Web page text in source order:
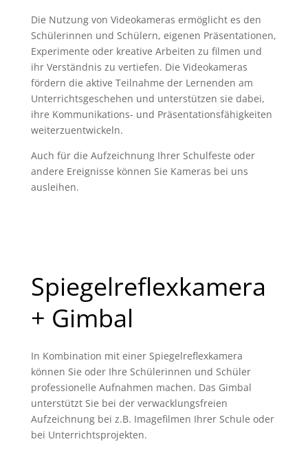
Die Nutzung von Videokameras ermöglicht es den
Schülerinnen und Schülern, eigenen Präsentationen,
Experimente oder kreative Arbeiten zu filmen und
ihr Verständnis zu vertiefen. Die Videokameras
fördern die aktive Teilnahme der Lernenden am
Unterrichtsgeschehen und unterstützen sie dabei,
ihre Kommunikations- und Präsentationsfähigkeiten
weiterzuentwickeln.
Auch für die Aufzeichnung Ihrer Schulfeste oder
andere Ereignisse können Sie Kameras bei uns
ausleihen.
Spiegelreflexkamera
+ Gimbal
In Kombination mit einer Spiegelreflexkamera
können Sie oder Ihre Schülerinnen und Schüler
professionelle Aufnahmen machen. Das Gimbal
unterstützt Sie bei der verwacklungsfreien
Aufzeichnung bei z.B. Imagefilmen Ihrer Schule oder
bei Unterrichtsprojekten.